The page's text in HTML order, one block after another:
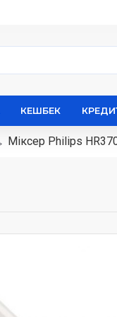
КЕШБЕК
Міксер Philips